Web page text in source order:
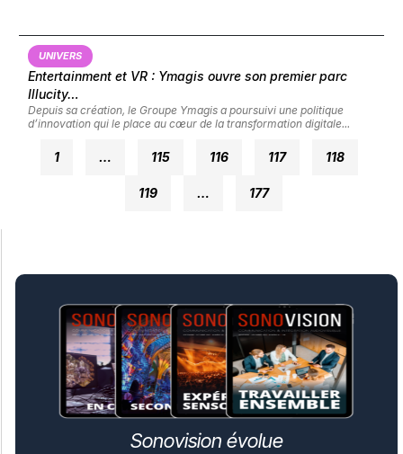
UNIVERS
Entertainment et VR : Ymagis ouvre son premier parc
Illucity…
Depuis sa création, le Groupe Ymagis a poursuivi une politique
d’innovation qui le place au cœur de la transformation digitale...
1 … 115 116 117 118
119 … 177
Sonovision évolue